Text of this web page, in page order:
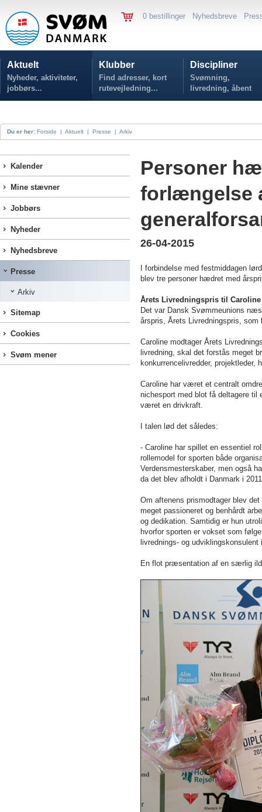
0 bestillinger Nyhedsbreve
Aktuelt
Nyheder, aktiviteter,
jobbørs...
Klubber
Find adresser, kort
rutevejledning...
Discipliner
Svømning,
livredning, åbent
vand...
Du er her: Forside | Aktuelt | Presse | Arkiv
Kalender
Mine stævner
Jobbørs
Nyheder
Nyhedsbreve
Presse
Arkiv
Sitemap
Cookies
Svøm mener
Personer
forlængelse
26-04-2015
I forbindelse med festmiddagen
blev tre personer hædret med
Årets Livredningspris til Caroline
Det var Dansk Svømmeunions
årspris, Årets Livredningspris, som
Caroline modtager Årets
livredning, skal det forstås meget
konkurrencelivredder,
Caroline har været et centralt
nichesport med blot få deltagere til
været en drivkraft.
I talen lød det således:
- Caroline har spillet en essentiel
rollemodel for sporten både
Verdensmesterskaber, men også
da det blev afholdt i Danmark i
Om aftenens prismodtager blev
meget passioneret og benhårdt
og dedikation. Samtidig er hun
hvorfor sporten er vokset som
livrednings- og
En flot præsentation af en særlig